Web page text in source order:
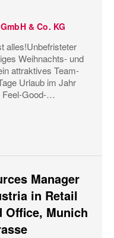
& Co. KG
alles!Unbefristeter
Weihnachts- und
attraktives Team-
Urlaub im Jahr
Good-
und eine
Manager
in Retail
Office, Munich